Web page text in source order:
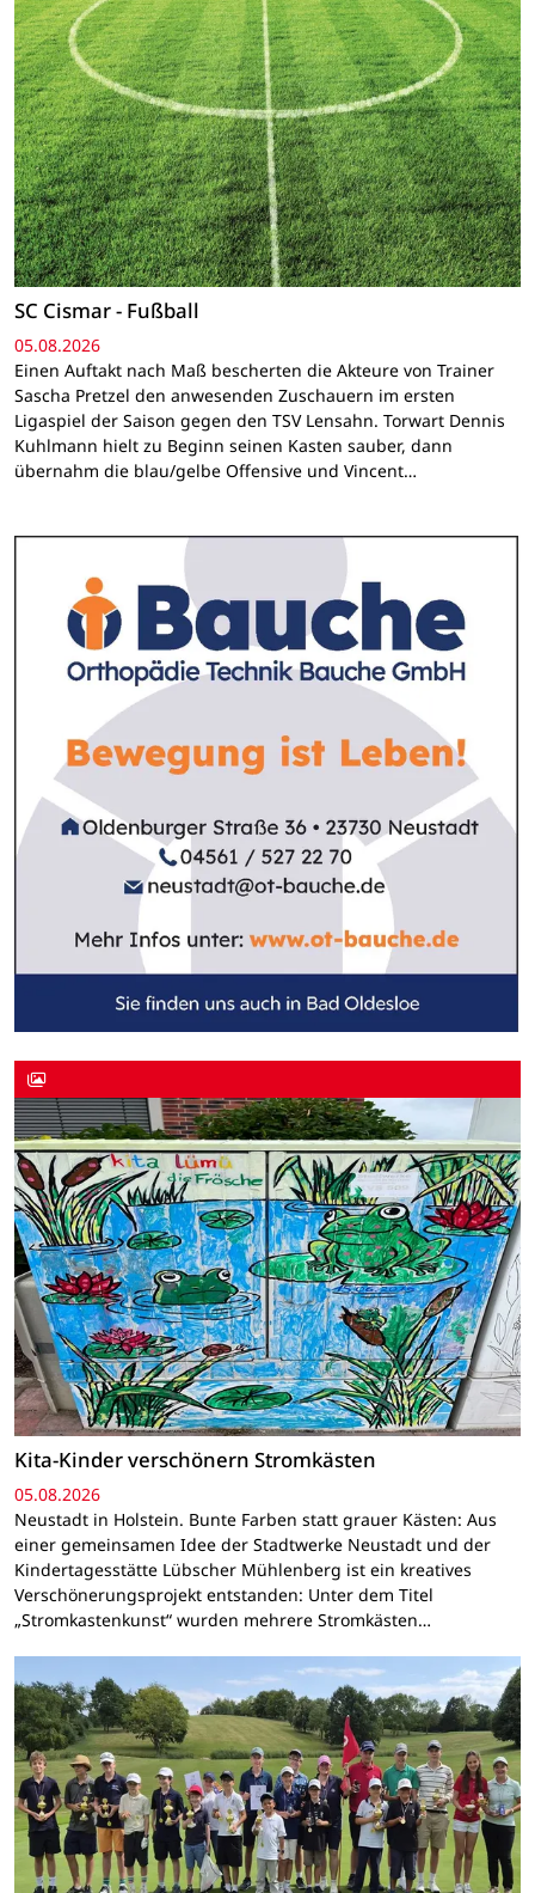
SC Cismar - Fußball
05.08.2026
Einen Auftakt nach Maß bescherten die Akteure von Trainer
Sascha Pretzel den anwesenden Zuschauern im ersten
Ligaspiel der Saison gegen den TSV Lensahn. Torwart Dennis
Kuhlmann hielt zu Beginn seinen Kasten sauber, dann
übernahm die blau/gelbe Offensive und Vincent…
Kita-Kinder verschönern Stromkästen
05.08.2026
Neustadt in Holstein. Bunte Farben statt grauer Kästen: Aus
einer gemeinsamen Idee der Stadtwerke Neustadt und der
Kindertagesstätte Lübscher Mühlenberg ist ein kreatives
Verschönerungsprojekt entstanden: Unter dem Titel
„Stromkastenkunst“ wurden mehrere Stromkästen…